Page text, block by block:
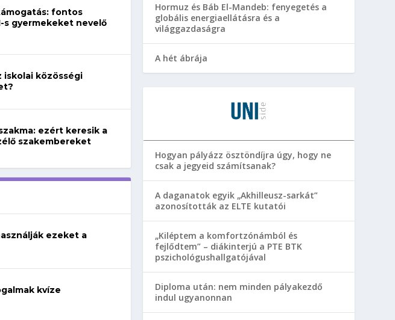
fontos
s gyermekeket nevelő
iskolai közösségi
ezért keresik a
szakembereket
ezeket a
kvíze
Hormuz és Báb El-Mandeb: fenyegetés a
globális energiaellátásra és a
világgazdaságra
A hét ábrája
Hogyan pályázz ösztöndíjra úgy, hogy ne
csak a jegyeid számítsanak?
A daganatok egyik „Akhilleusz-sarkát”
azonosították az ELTE kutatói
„Kiléptem a komfortzónámból és
fejlődtem” – diákinterjú a PTE BTK
pszichológushallgatójával
Diploma után: nem minden pályakezdő
indul ugyanonnan